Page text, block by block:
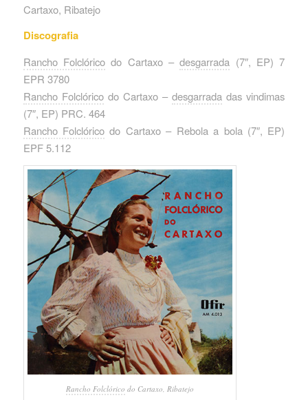
Cartaxo, Ribatejo
Discografia
Rancho Folclóricodo Cartaxo –desgarrada ‎(7″, EP) 7
EPR 3780
Rancho Folclóricodo Cartaxo –desgarrada das vindimas
(7″, EP) PRC. 464
Rancho Folclórico do Cartaxo – Rebola a bola ‎(7″, EP)
EPF 5.112
Rancho Folclórico do Cartaxo, Ribatejo